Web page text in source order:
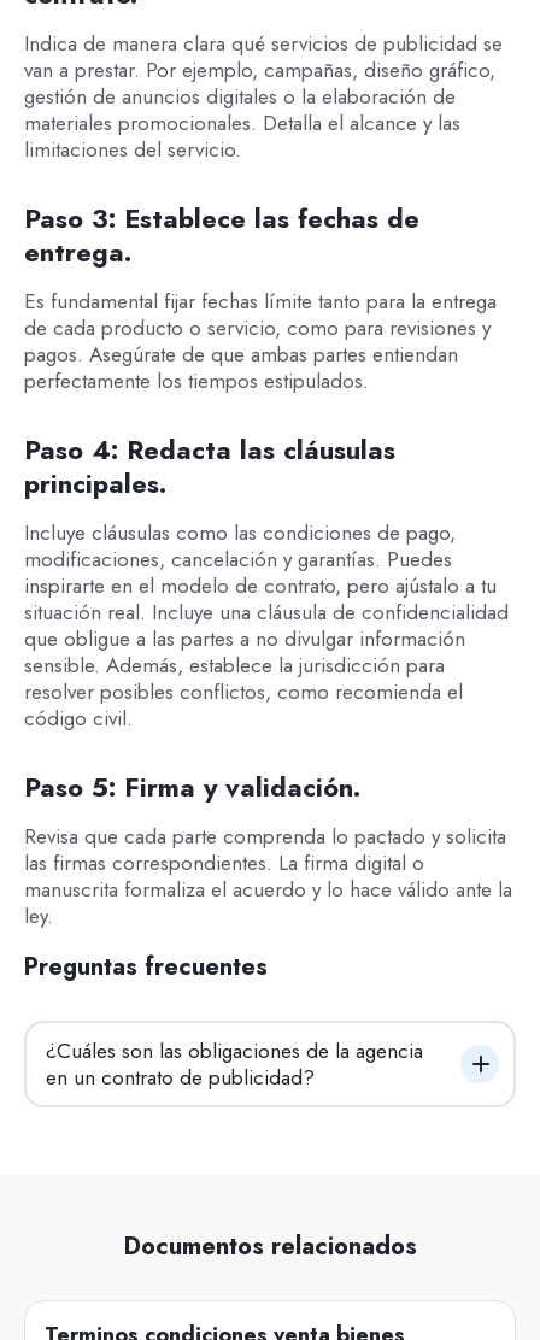
Indica de manera clara qué servicios de publicidad se
van a prestar. Por ejemplo, campañas, diseño gráfico,
gestión de anuncios digitales o la elaboración de
materiales promocionales. Detalla el alcance y las
limitaciones del servicio.
Paso 3: Establece las fechas de
entrega.
Es fundamental fijar fechas límite tanto para la entrega
de cada producto o servicio, como para revisiones y
pagos. Asegúrate de que ambas partes entiendan
perfectamente los tiempos estipulados.
Paso 4: Redacta las cláusulas
principales.
Incluye cláusulas como las condiciones de pago,
modificaciones, cancelación y garantías. Puedes
inspirarte en el modelo de contrato, pero ajústalo a tu
situación real. Incluye una cláusula de confidencialidad
que obligue a las partes a no divulgar información
sensible. Además, establece la jurisdicción para
resolver posibles conflictos, como recomienda el
código civil.
Paso 5: Firma y validación.
Revisa que cada parte comprenda lo pactado y solicita
las firmas correspondientes. La firma digital o
manuscrita formaliza el acuerdo y lo hace válido ante la
ley.
Preguntas frecuentes
¿Cuáles son las obligaciones de la agencia
en un contrato de publicidad?
Documentos relacionados